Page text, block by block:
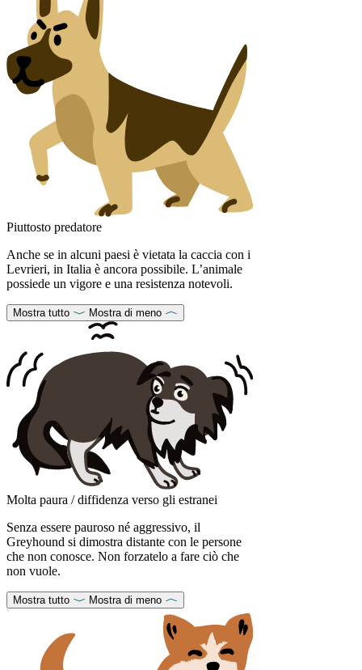
Piuttosto predatore
Anche se in alcuni paesi è vietata la caccia con i
Levrieri, in Italia è ancora possibile. L’animale
possiede un vigore e una resistenza notevoli.
Mostra tutto Mostra di meno
Molta paura / diffidenza verso gli estranei
Senza essere pauroso né aggressivo, il
Greyhound si dimostra distante con le persone
che non conosce. Non forzatelo a fare ciò che
non vuole.
Mostra tutto Mostra di meno